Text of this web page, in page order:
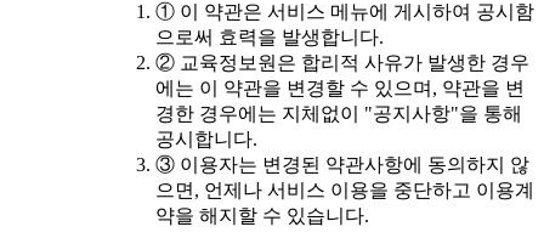
① 이 약관은 서비스 메뉴에 게시하여 공시함
으로써 효력을 발생합니다.
② 교육정보원은 합리적 사유가 발생한 경우
에는 이 약관을 변경할 수 있으며, 약관을 변
경한 경우에는 지체없이 "공지사항"을 통해
공시합니다.
③ 이용자는 변경된 약관사항에 동의하지 않
으면, 언제나 서비스 이용을 중단하고 이용계
약을 해지할 수 있습니다.